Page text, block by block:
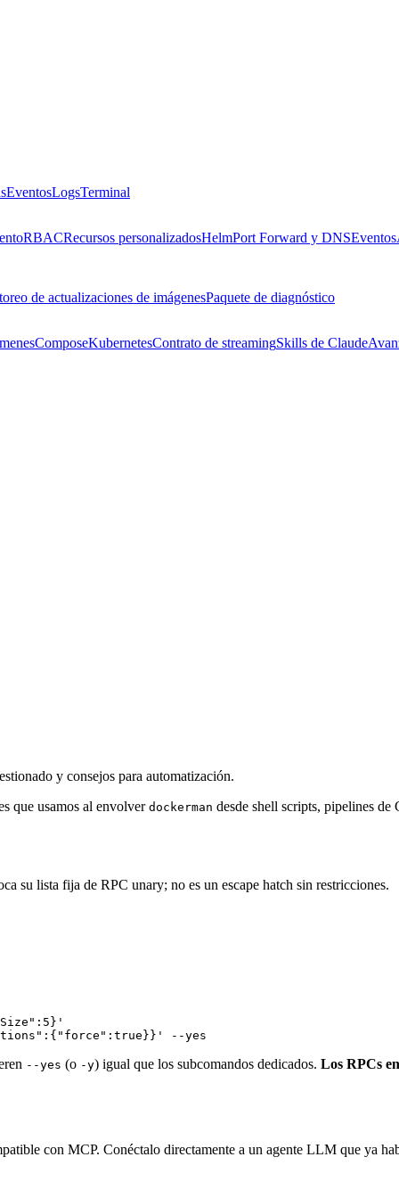
EventosLogsTerminal
RBACRecursos personalizadosHelmPort Forward y DNSEventos
de actualizaciones de imágenesPaquete de diagnóstico
ComposeKubernetesContrato de streamingSkills de Claude
y consejos para automatización.
que usamos al envolver dockerman desde shell scripts, pipelines
su lista fija de RPC unary; no es un escape hatch sin restricciones.
--yes
--yes (o -y) igual que los subcomandos dedicados. Los RPCs
con MCP. Conéctalo directamente a un agente LLM que ya